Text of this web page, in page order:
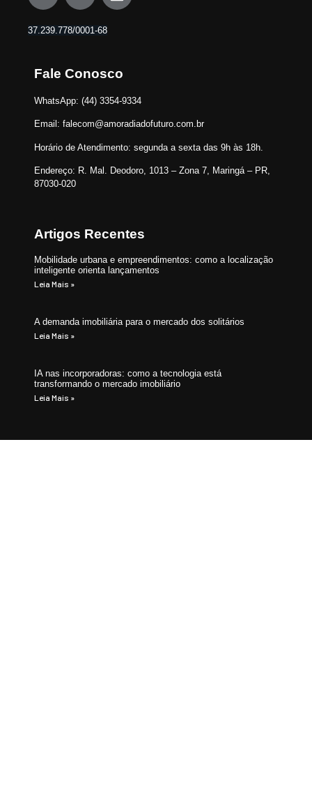
37.239.778/0001-68
Fale Conosco
WhatsApp: (44) 3354-9334
Email : falecom@amoradiadofuturo.com.br
Horário de Atendimento: segunda a sexta das 9h às 18h.
Endereço: R. Mal. Deodoro, 1013 – Zona 7, Maringá – PR,
87030-020
Artigos Recentes
Mobilidade urbana e empreendimentos: como a localização
inteligente orienta lançamentos
Leia Mais »
A demanda imobiliária para o mercado dos solitários
Leia Mais »
IA nas incorporadoras: como a tecnologia está
transformando o mercado imobiliário
Leia Mais »